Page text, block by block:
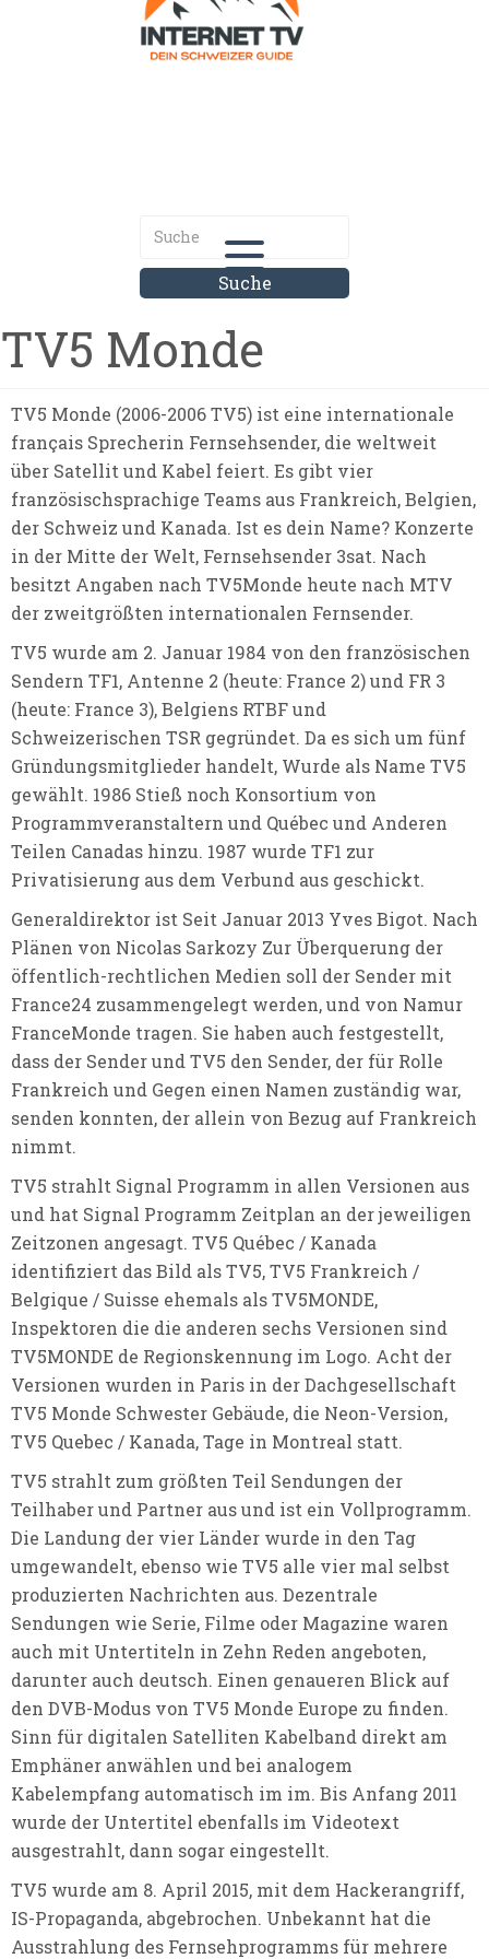
TV5 Monde
TV5 Monde (2006-2006 TV5) ist eine internationale
français Sprecherin Fernsehsender, die weltweit
über Satellit und Kabel feiert. Es gibt vier
französischsprachige Teams aus Frankreich, Belgien,
der Schweiz und Kanada. Ist es dein Name? Konzerte
in der Mitte der Welt, Fernsehsender 3sat. Nach
besitzt Angaben nach TV5Monde heute nach MTV
der zweitgrößten internationalen Fernsender.
TV5 wurde am 2. Januar 1984 von den französischen
Sendern TF1, Antenne 2 (heute: France 2) und FR 3
(heute: France 3), Belgiens RTBF und
Schweizerischen TSR gegründet. Da es sich um fünf
Gründungsmitglieder handelt, Wurde als Name TV5
gewählt. 1986 Stieß noch Konsortium von
Programmveranstaltern und Québec und Anderen
Teilen Canadas hinzu. 1987 wurde TF1 zur
Privatisierung aus dem Verbund aus geschickt.
Generaldirektor ist Seit Januar 2013 Yves Bigot. Nach
Plänen von Nicolas Sarkozy Zur Überquerung der
öffentlich-rechtlichen Medien soll der Sender mit
France24 zusammengelegt werden, und von Namur
FranceMonde tragen. Sie haben auch festgestellt,
dass der Sender und TV5 den Sender, der für Rolle
Frankreich und Gegen einen Namen zuständig war,
senden konnten, der allein von Bezug auf Frankreich
nimmt.
TV5 strahlt Signal Programm in allen Versionen aus
und hat Signal Programm Zeitplan an der jeweiligen
Zeitzonen angesagt. TV5 Québec / Kanada
identifiziert das Bild als TV5, TV5 Frankreich /
Belgique / Suisse ehemals als TV5MONDE,
Inspektoren die die anderen sechs Versionen sind
TV5MONDE de Regionskennung im Logo. Acht der
Versionen wurden in Paris in der Dachgesellschaft
TV5 Monde Schwester Gebäude, die Neon-Version,
TV5 Quebec / Kanada, Tage in Montreal statt.
TV5 strahlt zum größten Teil Sendungen der
Teilhaber und Partner aus und ist ein Vollprogramm.
Die Landung der vier Länder wurde in den Tag
umgewandelt, ebenso wie TV5 alle vier mal selbst
produzierten Nachrichten aus. Dezentrale
Sendungen wie Serie, Filme oder Magazine waren
auch mit Untertiteln in Zehn Reden angeboten,
darunter auch deutsch. Einen genaueren Blick auf
den DVB-Modus von TV5 Monde Europe zu finden.
Sinn für digitalen Satelliten Kabelband direkt am
Emphäner anwählen und bei analogem
Kabelempfang automatisch im im. Bis Anfang 2011
wurde der Untertitel ebenfalls im Videotext
ausgestrahlt, dann sogar eingestellt.
TV5 wurde am 8. April 2015, mit dem Hackerangriff,
IS-Propaganda, abgebrochen. Unbekannt hat die
Ausstrahlung des Fernsehprogramms für mehrere